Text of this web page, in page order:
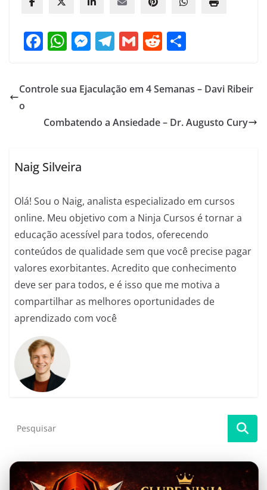
F
c
e
b
o
k
W
at
s
A
p
M
ss
e
n
T
e
gr
a
G
ai
l
R
di
t
e
Controle sua Ejaculação em 4 Semanas – Davi Ribeir
o
Combatendo a Ansiedade – Dr. Augusto Cury
Naig Silveira
Olá! Sou o Naig, analista especializado em cursos
online. Meu objetivo com a Ninja Cursos é tornar a
educação acessível para todos, oferecendo
conteúdos de qualidade sem que você precise pagar
valores exorbitantes. Acredito que conhecimento
deve ser para todos, e é isso que me motiva a
compartilhar as melhores oportunidades de
aprendizado com você